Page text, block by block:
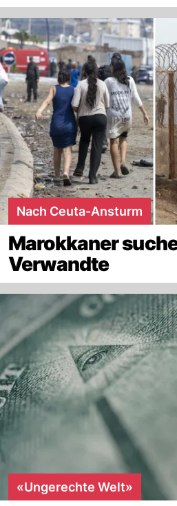
Nach Ceuta-Ansturm
Marokkaner
Verwandte
«Ungerechte Welt»